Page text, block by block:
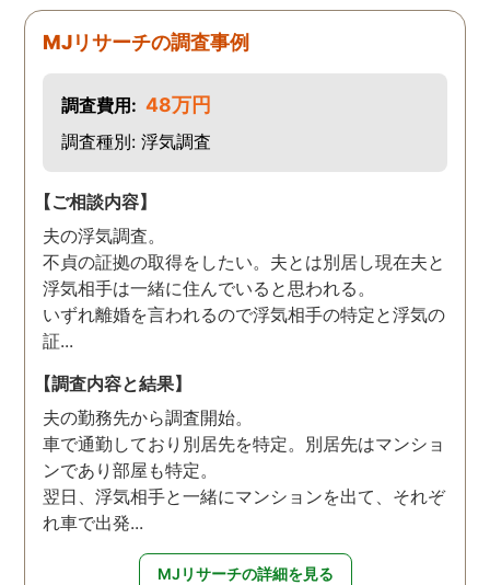
MJリサーチの調査事例
調査費用: 48万円
調査種別: 浮気調査
【ご相談内容】
夫の浮気調査。
不貞の証拠の取得をしたい。夫とは別居し現在夫と
浮気相手は一緒に住んでいると思われる。
いずれ離婚を言われるので浮気相手の特定と浮気の
証...
【調査内容と結果】
夫の勤務先から調査開始。
車で通勤しており別居先を特定。別居先はマンショ
ンであり部屋も特定。
翌日、浮気相手と一緒にマンションを出て、それぞ
れ車で出発...
MJリサーチの詳細を見る